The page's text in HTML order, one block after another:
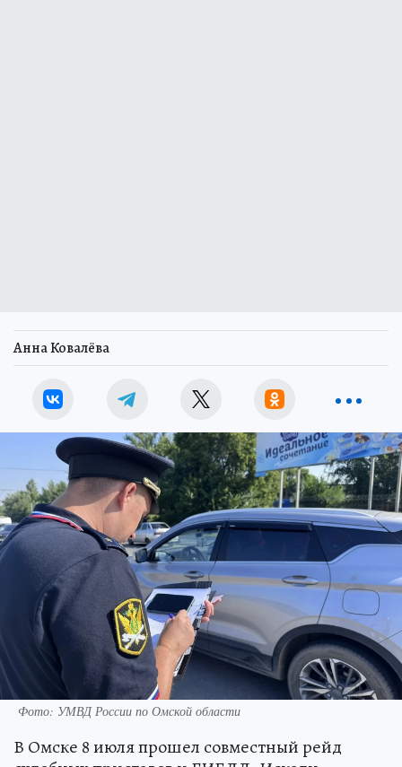
Анна Ковалёва
Фото: УМВД России по Омской области
В Омске 8 июля прошел совместный рейд